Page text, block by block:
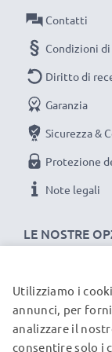
tulipano / a
anni di
LE NOSTRE
Contatti
Condizioni di
Diritto di
Garanzia
Sicurezza &
Protezione
Note legali
I NOSTRI
Utilizziamo i
annunci, per
analizzare il
consentire solo i